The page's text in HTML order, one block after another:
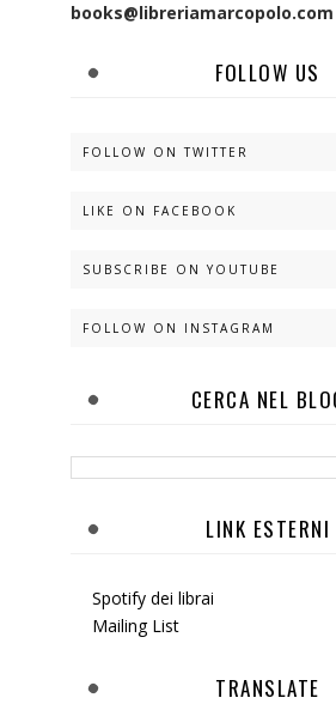
books@libreriamarcopolo.com
FOLLOW US
FOLLOW ON TWITTER
LIKE ON FACEBOOK
SUBSCRIBE ON YOUTUBE
FOLLOW ON INSTAGRAM
CERCA NEL
LINK ESTERNI
Spotify dei librai
Mailing List
TRANSLATE